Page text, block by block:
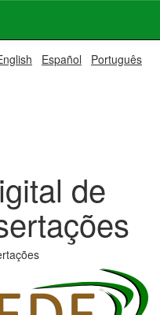
Español Português
de